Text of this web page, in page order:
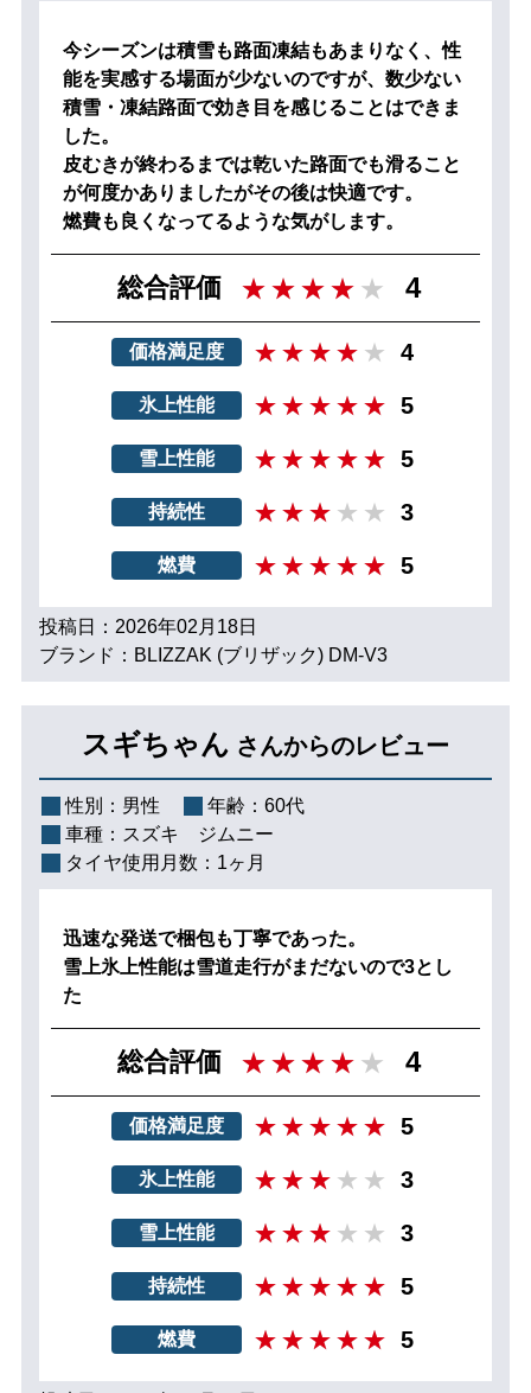
今シーズンは積雪も路面凍結もあまりなく、性
能を実感する場面が少ないのですが、数少ない
積雪・凍結路面で効き目を感じることはできま
した。
皮むきが終わるまでは乾いた路面でも滑ること
が何度かありましたがその後は快適です。
燃費も良くなってるような気がします。
総合評価 4
価格満足度 4
氷上性能 5
雪上性能 5
持続性 3
燃費 5
投稿日：2026年02月18日
ブランド：BLIZZAK (ブリザック) DM-V3
スギちゃん さんからのレビュー
性別： 男性 年齢： 60代
車種： スズキ ジムニー
タイヤ使用月数： 1ヶ月
迅速な発送で梱包も丁寧であった。
雪上氷上性能は雪道走行がまだないので3とし
た
総合評価 4
価格満足度 5
氷上性能 3
雪上性能 3
持続性 5
燃費 5